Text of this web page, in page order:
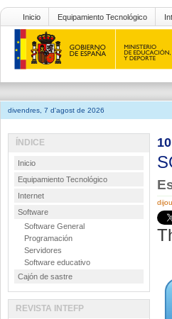
Inicio Equipamiento Tecnológico
divendres, 7 d'agost de 2026
ÍNDICE
Inicio
Equipamiento Tecnológico
Internet
Software
Software General
Programación
Servidores
Software educativo
Cajón de sastre
REVISTA INTEFP